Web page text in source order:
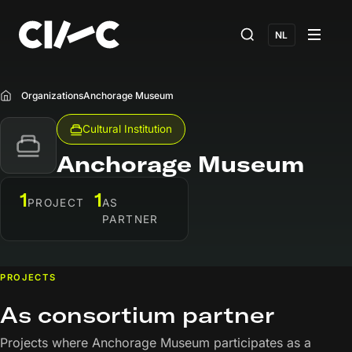
NL
Home
OrganizationsAnchorage Museum
Cultural Institution
Anchorage Museum
1PROJECT 1AS
PARTNER
PROJECTS
As consortium partner
Projects where Anchorage Museum participates as a